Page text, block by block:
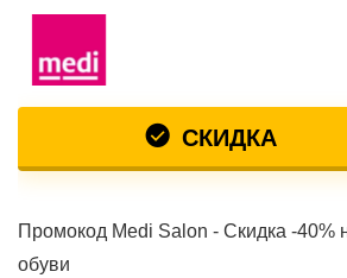
СКИДКА
Промокод Medi Salon - Скидка -40%
обуви